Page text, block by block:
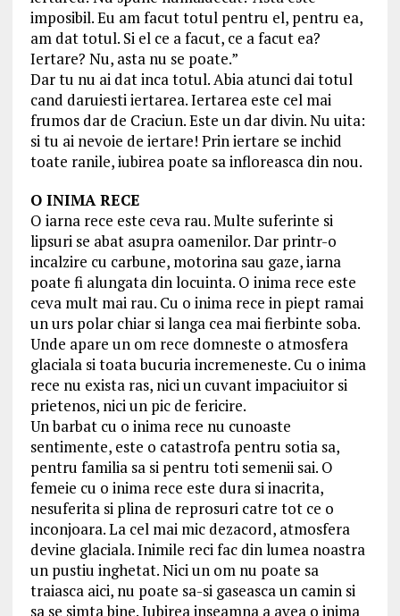
imposibil. Eu am facut totul pentru el, pentru ea,
am dat totul. Si el ce a facut, ce a facut ea?
Iertare? Nu, asta nu se poate.”
Dar tu nu ai dat inca totul. Abia atunci dai totul
cand daruiesti iertarea. Iertarea este cel mai
frumos dar de Craciun. Este un dar divin. Nu uita:
si tu ai nevoie de iertare! Prin iertare se inchid
toate ranile, iubirea poate sa infloreasca din nou.
O INIMA RECE
O iarna rece este ceva rau. Multe suferinte si
lipsuri se abat asupra oamenilor. Dar printr-o
incalzire cu carbune, motorina sau gaze, iarna
poate fi alungata din locuinta. O inima rece este
ceva mult mai rau. Cu o inima rece in piept ramai
un urs polar chiar si langa cea mai fierbinte soba.
Unde apare un om rece domneste o atmosfera
glaciala si toata bucuria incremeneste. Cu o inima
rece nu exista ras, nici un cuvant impaciuitor si
prietenos, nici un pic de fericire.
Un barbat cu o inima rece nu cunoaste
sentimente, este o catastrofa pentru sotia sa,
pentru familia sa si pentru toti semenii sai. O
femeie cu o inima rece este dura si inacrita,
nesuferita si plina de reprosuri catre tot ce o
inconjoara. La cel mai mic dezacord, atmosfera
devine glaciala. Inimile reci fac din lumea noastra
un pustiu inghetat. Nici un om nu poate sa
traiasca aici, nu poate sa-si gaseasca un camin si
sa se simta bine. Iubirea inseamna a avea o inima